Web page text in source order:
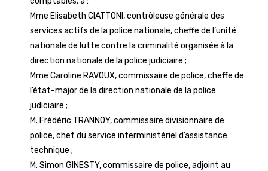
Mme Elisabeth CIATTONI, contrôleuse générale des
services actifs de la police nationale, cheffe de l’unité
nationale de lutte contre la criminalité organisée à la
direction nationale de la police judiciaire ;
Mme Caroline RAVOUX, commissaire de police, cheffe de
l’état-major de la direction nationale de la police
judiciaire ;
M. Frédéric TRANNOY, commissaire divisionnaire de
police, chef du service interministériel d’assistance
technique ;
M. Simon GINESTY, commissaire de police, adjoint au